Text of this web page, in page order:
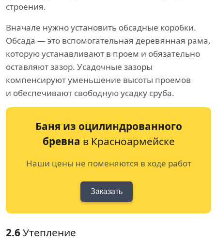
строения.
Вначале нужно установить обсадные коробки.
Обсада — это вспомогательная деревянная рама,
которую устанавливают в проем и обязательно
оставляют зазор. Усадочные зазоры
компенсируют уменьшение высоты проемов
и обеспечивают свободную усадку сруба.
Баня из оцилиндрованного
бревна в Красноармейске
Наши цены не поменяются в ходе работ
Заказать
2.6Утепление